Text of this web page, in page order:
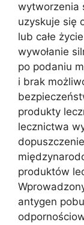
wytworzenia
uzyskuje się
lub całe
wywołanie
po podaniu
i brak
produkty
lecznictwa
produktów
antygen